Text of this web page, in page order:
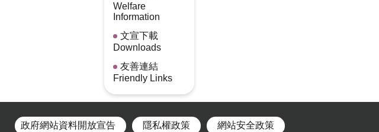
Welfare
Information
文宣下載
Downloads
友善連結
Friendly Links
政府網站資料開放宣告 隱私權政策 網站安全政策